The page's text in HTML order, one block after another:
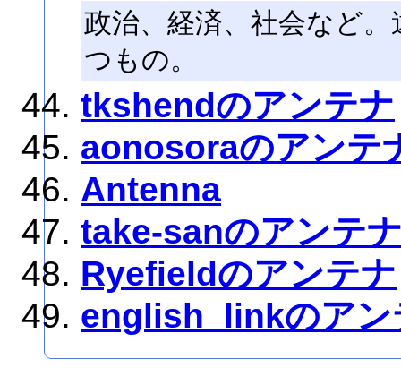
政治、経済、社会など
つもの。
tkshendのアンテナ
aonosoraのアンテ
Antenna
take-sanのアンテ
Ryefieldのアンテナ
english_linkのアン